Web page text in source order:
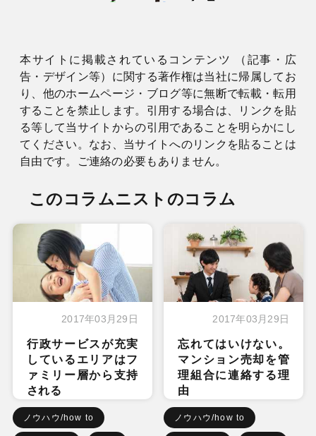
本サイトに掲載されているコンテンツ （記事・広
告・デザイン等）に関する著作権は当社に帰属してお
り、他のホームページ・ブログ等に無断で転載・転用
することを禁止します。引用する場合は、リンクを貼
る等して当サイトからの引用であることを明らかにし
てください。なお、当サイトへのリンクを貼ることは
自由です。ご連絡の必要もありません。
このコラムニストのコラム
2017年03月29日
行政サービスが充実
しているエリアはフ
ァミリー層から支持
される
ノウハウ/how to
2017年03月29日
忘れてはいけない。
マンション売却を管
理組合に連絡する理
由
ノウハウ/how to